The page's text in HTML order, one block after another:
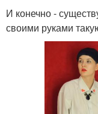
И конечно -
своими руками